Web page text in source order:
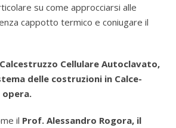
su come approcciarsi alle
cappotto termico e coniugare il
Cellulare Autoclavato,
delle costruzioni in Calce-
il Prof. Alessandro Rogora, il